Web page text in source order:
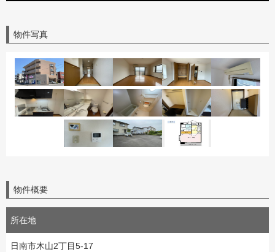
物件写真
物件概要
所在地
日南市木山2丁目5-17